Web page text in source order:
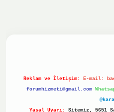
Reklam ve İletişim: E-mail:
forumhizmeti@gmail.com
Yasal Uyarı:
Sitemiz, 5651